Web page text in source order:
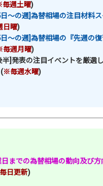
週土曜)
～の週]為替相場の注目材料
日曜)
～の週]為替相場の『先週の
週月曜)
半]発表の注目イベントを厳選
※毎週水曜)
日までの為替相場の動向及び方
日更新)